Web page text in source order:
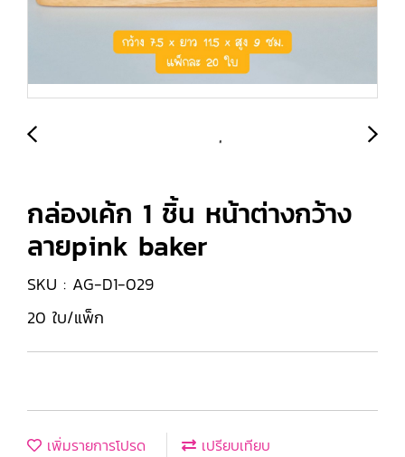
กล่องเค้ก 1 ชิ้น หน้าต่างกว้าง
ลายpink baker
SKU : AG-D1-029
20 ใบ/แพ็ก
เพิ่มรายการโปรด เปรียบเทียบ